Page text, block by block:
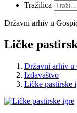
Tražilica
Državni arhiv u
Ličke
Državni arhiv u
Izdavaštvo
Ličke pastirske